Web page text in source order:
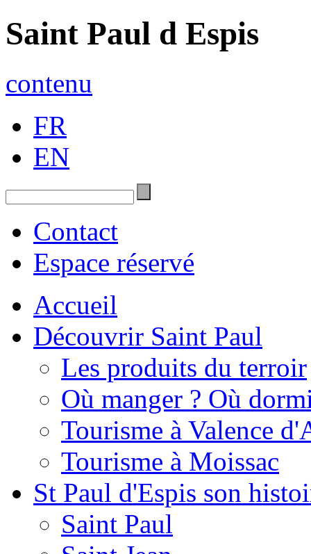
Saint Paul d Espis
contenu
FR
EN
Contact
Espace réservé
Accueil
Découvrir Saint Paul
Les produits du terroir
Où manger ? Où
Tourisme à Valence
Tourisme à Moissac
St Paul d'Espis son
Saint Paul